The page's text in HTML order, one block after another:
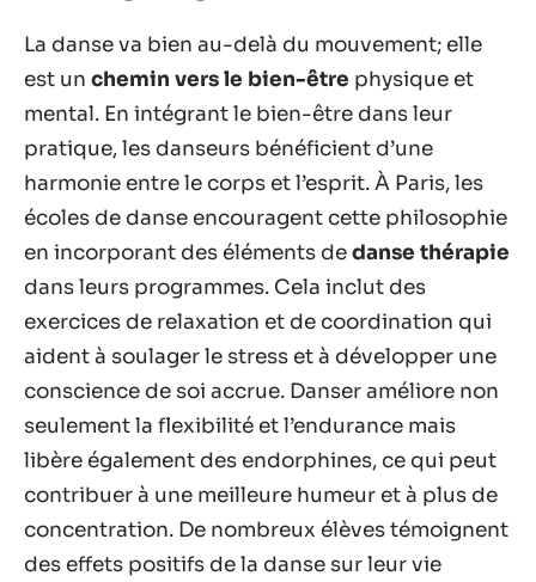
La danse va bien au-delà du mouvement; elle
est un chemin vers le bien-être physique et
mental. En intégrant le bien-être dans leur
pratique, les danseurs bénéficient d’une
harmonie entre le corps et l’esprit. À Paris, les
écoles de danse encouragent cette philosophie
en incorporant des éléments dedanse thérapie
dans leurs programmes. Cela inclut des
exercices de relaxation et de coordination qui
aident à soulager le stress et à développer une
conscience de soi accrue. Danser améliore non
seulement la flexibilité et l’endurance mais
libère également des endorphines, ce qui peut
contribuer à une meilleure humeur et à plus de
concentration. De nombreux élèves témoignent
des effets positifs de la danse sur leur vie